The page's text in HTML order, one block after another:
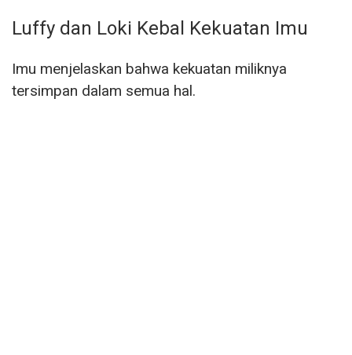
Luffy dan Loki Kebal Kekuatan Imu
Imu menjelaskan bahwa kekuatan miliknya
tersimpan dalam semua hal.